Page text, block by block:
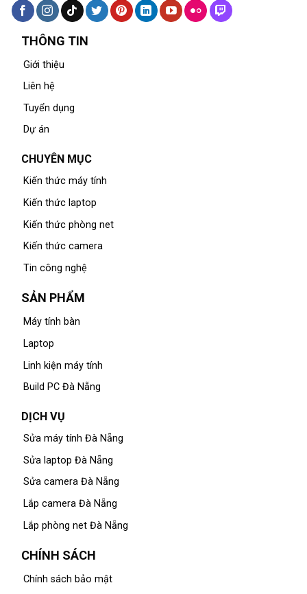
THÔNG TIN
Giới thiệu
Liên hệ
Tuyển dụng
Dự án
CHUYÊN MỤC
Kiến thức máy tính
Kiến thức laptop
Kiến thức phòng net
Kiến thức camera
Tin công nghệ
SẢN PHẨM
Máy tính bàn
Laptop
Linh kiện máy tính
Build PC Đà Nẵng
DỊCH VỤ
Sửa máy tính Đà Nẵng
Sửa laptop Đà Nẵng
Sửa camera Đà Nẵng
Lắp camera Đà Nẵng
Lắp phòng net Đà Nẵng
CHÍNH SÁCH
Chính sách bảo mật